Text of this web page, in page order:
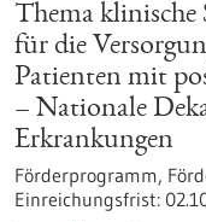
Thema klinische
für die
Patienten mit
– Nationale
Erkrankungen
Förderprogramm,
Einreichungsfrist: